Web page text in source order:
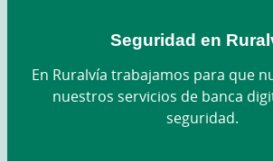
Seguridad en
En Ruralvía trabajamos para que
nuestros servicios de banca
seguridad.